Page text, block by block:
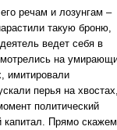
речам и лозунгам –
такую броню,
ведет себя в
на
имитировали
перья на хвостах,
политический
капитал. Прямо